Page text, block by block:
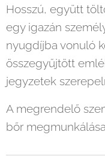
Hosszú, együtt
egy igazán
nyugdíjba vonuló
összegyűjtött
jegyzetek
A megrendelő
bőr